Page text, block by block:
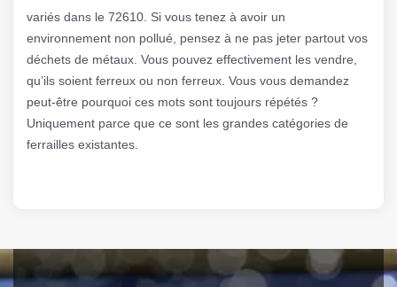
variés dans le 72610. Si vous tenez à avoir un
environnement non pollué, pensez à ne pas jeter partout vos
déchets de métaux. Vous pouvez effectivement les vendre,
qu’ils soient ferreux ou non ferreux. Vous vous demandez
peut-être pourquoi ces mots sont toujours répétés ?
Uniquement parce que ce sont les grandes catégories de
ferrailles existantes.